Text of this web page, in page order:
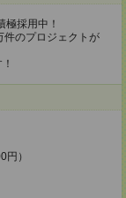
採用中！
件のプロジェクトが
）